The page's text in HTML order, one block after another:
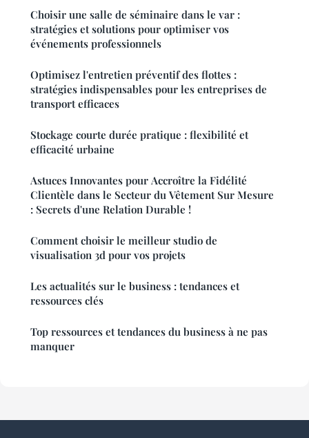
Choisir une salle de séminaire dans le var :
stratégies et solutions pour optimiser vos
événements professionnels
Optimisez l'entretien préventif des flottes :
stratégies indispensables pour les entreprises de
transport efficaces
Stockage courte durée pratique : flexibilité et
efficacité urbaine
Astuces Innovantes pour Accroître la Fidélité
Clientèle dans le Secteur du Vêtement Sur Mesure
: Secrets d'une Relation Durable !
Comment choisir le meilleur studio de
visualisation 3d pour vos projets
Les actualités sur le business : tendances et
ressources clés
Top ressources et tendances du business à ne pas
manquer